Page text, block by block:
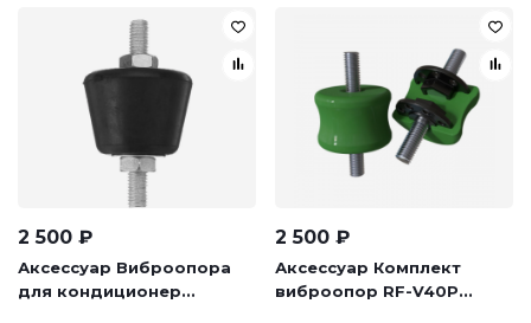
2 500 ₽
Аксессуар Виброопора
для кондиционер...
2 500 ₽
Аксессуар Комплект
виброопор RF-V40P...